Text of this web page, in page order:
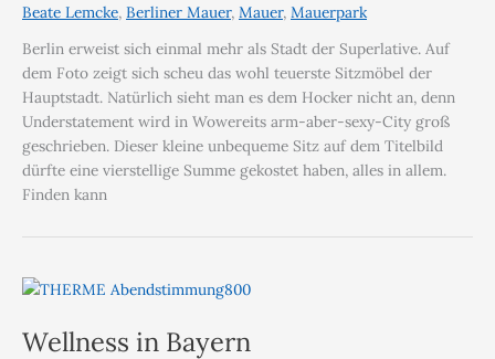
Beate Lemcke, Berliner Mauer, Mauer, Mauerpark
Berlin erweist sich einmal mehr als Stadt der Superlative. Auf
dem Foto zeigt sich scheu das wohl teuerste Sitzmöbel der
Hauptstadt. Natürlich sieht man es dem Hocker nicht an, denn
Understatement wird in Wowereits arm-aber-sexy-City groß
geschrieben. Dieser kleine unbequeme Sitz auf dem Titelbild
dürfte eine vierstellige Summe gekostet haben, alles in allem.
Finden kann
Wellness in Bayern